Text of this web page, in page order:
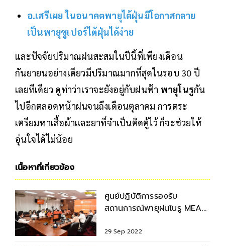
อ.เสรีเผย ในอนาคตพายุไต้ฝุ่นมีโอกาสกลาย
เป็นพายุซูเปอร์ไต้ฝุ่นได้ง่าย
และปัจจัยปริมาณฝนสะสมในปีนี้ที่เพียงเดือน
กันยายนอย่างเดียวมีปริมาณมากที่สุดในรอบ 30 ปี
เลยทีเดียว ดูท่าว่าเราจะยังอยู่กับฝนฟ้า พายุโนรูกัน
ไปอีกตลอดหน้าฝนจนถึงเดือนตุลาคม การตระ
เตรียมหาเสื้อผ้าและยาที่จำเป็นติดตู้ไว้ ก็จะช่วยให้
อุ่นใจได้ไม่น้อย
เนื้อหาที่เกี่ยวข้อง
ศูนย์ปฏิบัติการรองรับ
สถานการณ์พายุฝนโนรู MEA
24 ชม.
29 Sep 2022